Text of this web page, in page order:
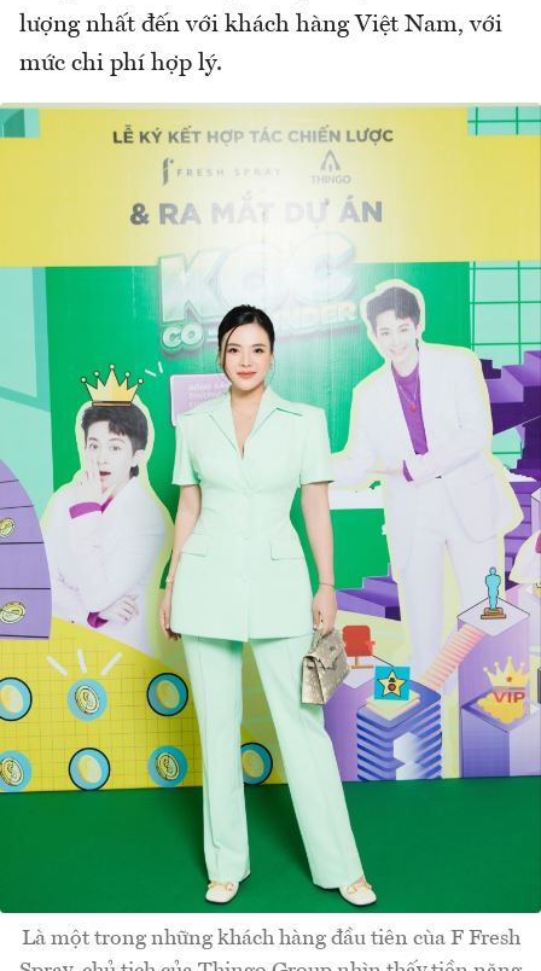
lượng nhất đến với khách hàng Việt Nam, với
mức chi phí hợp lý.
Là một trong những khách hàng đầu tiên cùa F Fresh